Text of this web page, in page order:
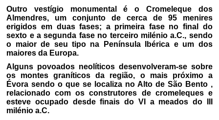
Outro vestígio monumental é o Cromeleque dos
Almendres, um conjunto de cerca de 95 menires
erigidos em duas fases; a primeira fase no final do
sexto e a segunda fase no terceiro milénio a.C., sendo
o maior de seu tipo na Península Ibérica e um dos
maiores da Europa.
Alguns povoados neolíticos desenvolveram-se sobre
os montes graníticos da região, o mais próximo a
Évora sendo o que se localiza no Alto de São Bento ,
relacionado com os construtores de cromeleques e
esteve ocupado desde finais do VI a meados do III
milénio a.C.